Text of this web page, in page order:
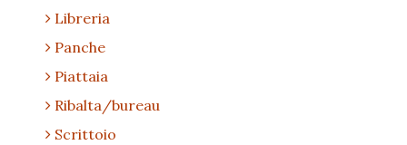
Libreria
Panche
Piattaia
Ribalta/bureau
Scrittoio